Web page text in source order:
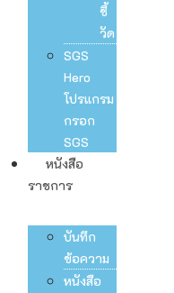
ชี้
วัด
SGS
Hero
โปรแกรม
กรอก
SGS
หนังสือ
ราชการ
บันทึก
ข้อความ
หนังสือ